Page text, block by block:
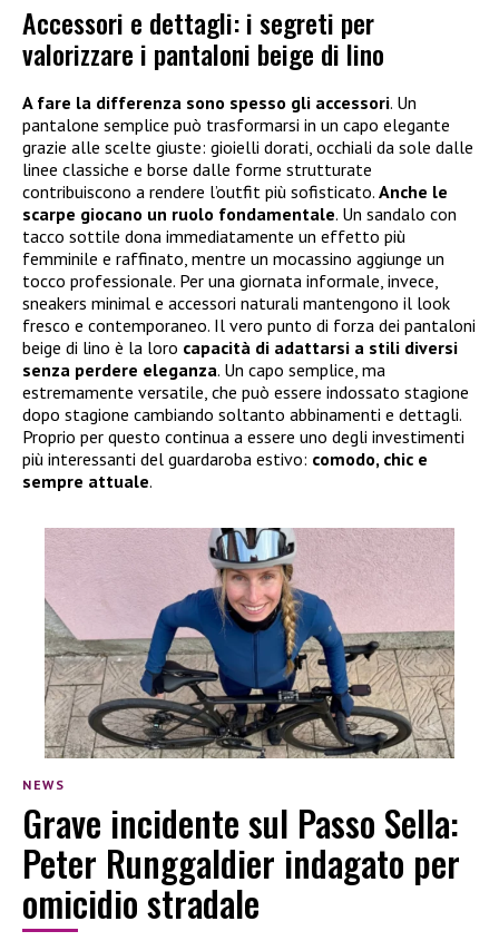
Accessori e dettagli: i segreti per
valorizzare i pantaloni beige di lino
A fare la differenza sono spesso gli accessori. Un
pantalone semplice può trasformarsi in un capo elegante
grazie alle scelte giuste: gioielli dorati, occhiali da sole dalle
linee classiche e borse dalle forme strutturate
contribuiscono a rendere l’outfit più sofisticato. Anche le
scarpe giocano un ruolo fondamentale. Un sandalo con
tacco sottile dona immediatamente un effetto più
femminile e raffinato, mentre un mocassino aggiunge un
tocco professionale. Per una giornata informale, invece,
sneakers minimal e accessori naturali mantengono il look
fresco e contemporaneo. Il vero punto di forza dei pantaloni
beige di lino è la loro capacità di adattarsi a stili diversi
senza perdere eleganza. Un capo semplice, ma
estremamente versatile, che può essere indossato stagione
dopo stagione cambiando soltanto abbinamenti e dettagli.
Proprio per questo continua a essere uno degli investimenti
più interessanti del guardaroba estivo: comodo, chic e
sempre attuale.
NEWS
Grave incidente sul Passo Sella:
Peter Runggaldier indagato per
omicidio stradale